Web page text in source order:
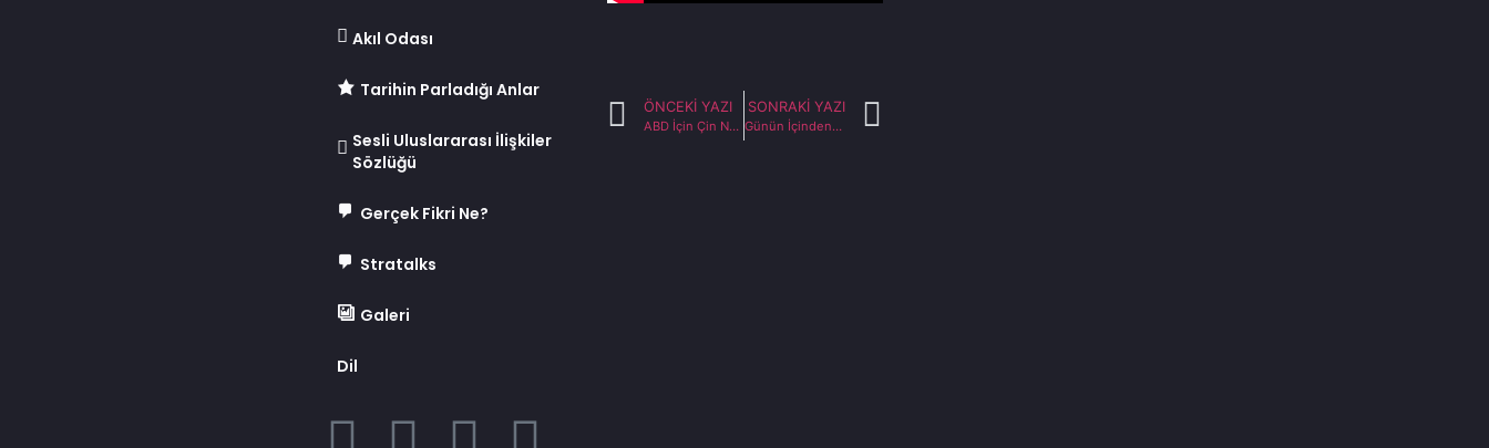
Akıl Odası
Tarihin Parladığı Anlar
Sesli Uluslararası İlişkiler
Sözlüğü
Gerçek Fikri Ne?
Stratalks
Galeri
Dil
ÖNCEKI YAZI
ABD İçin Çin Nasıl Bir Tehdit? – Türkiye Gazetesi (12.03.2023)
SONRAKI YAZI
Günün İçinden – TRT Haber (17.03.2023)